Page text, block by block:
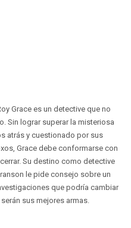
Grace es un detective que no
Sin lograr superar la misteriosa
atrás y cuestionado por sus
Grace debe conformarse con
Su destino como detective
le pide consejo sobre un
que podría cambiar
sus mejores armas.